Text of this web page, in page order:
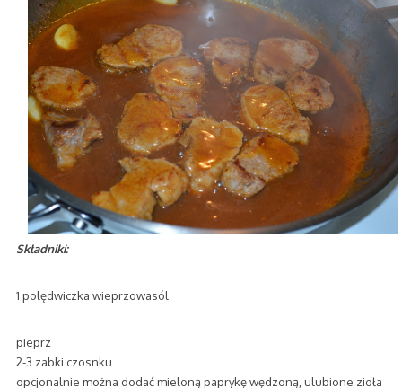
Składniki:
1 polędwiczka wieprzowasól
pieprz
2-3 zabki czosnku
opcjonalnie można dodać mieloną paprykę wędzoną, ulubione zioła